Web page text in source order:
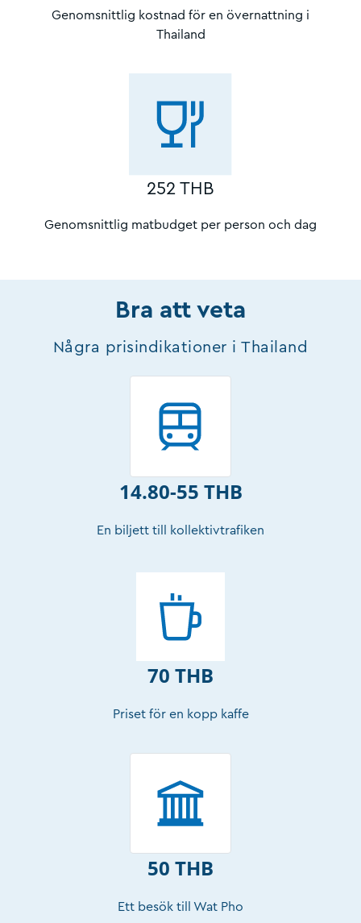
Genomsnittlig kostnad för en övernattning i
Thailand
252 THB
Genomsnittlig matbudget per person och dag
Bra att veta
Några prisindikationer i Thailand
14.80-55 THB
En biljett till kollektivtrafiken
70 THB
Priset för en kopp kaffe
50 THB
Ett besök till Wat Pho